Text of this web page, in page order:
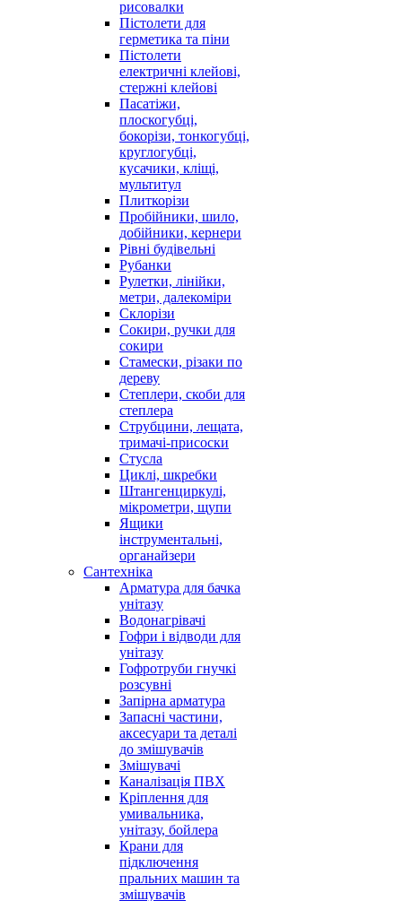
рисовалки
Пістолети для
герметика та піни
Пістолети
електричні клейові,
стержні клейові
Пасатіжи,
плоскогубці,
бокорізи, тонкогубці,
круглогубці,
кусачики, кліщі,
мультитул
Плиткорізи
Пробійники, шило,
добійники, кернери
Рівні будівельні
Рубанки
Рулетки, лінійки,
метри, далекоміри
Склорізи
Сокири, ручки для
сокири
Стамески, різаки по
дереву
Степлери, скоби для
степлера
Струбцини, лещата,
тримачі-присоски
Стусла
Циклі, шкребки
Штангенциркулі,
мікрометри, щупи
Ящики
інструментальні,
органайзери
Сантехніка
Арматура для бачка
унітазу
Водонагрівачі
Гофри і відводи для
унітазу
Гофротруби гнучкі
розсувні
Запірна арматура
Запасні частини,
аксесуари та деталі
до змішувачів
Змішувачі
Каналізація ПВХ
Кріплення для
умивальника,
унітазу, бойлера
Крани для
підключення
пральних машин та
змішувачів